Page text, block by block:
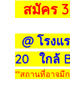
สมัคร
@ โรง
20 ใกล้
**สถานที่อาจมี